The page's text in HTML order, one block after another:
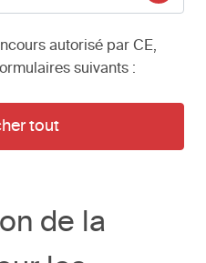
autorisé par CE,
suivants :
tout
de la